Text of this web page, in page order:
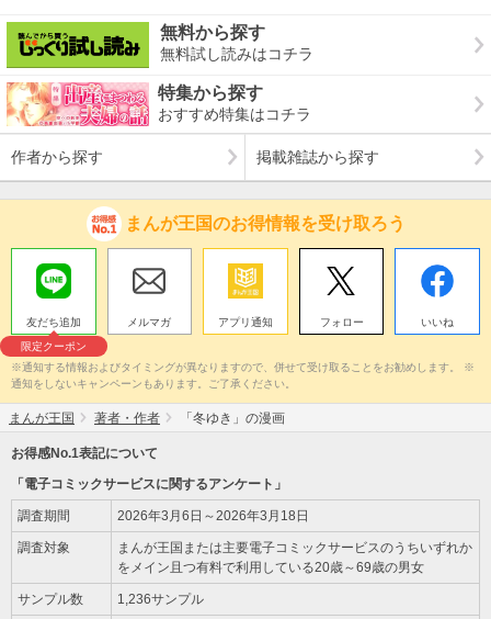
無料から探す
無料試し読みはコチラ
特集から探す
おすすめ特集はコチラ
作者から探す 掲載雑誌から探す
まんが王国のお得情報を受け取ろう
友だち追加
限定クーポン
メルマガ アプリ通知 フォロー いいね
※通知する情報およびタイミングが異なりますので、併せて受け取ることをお勧めします。 ※
通知をしないキャンペーンもあります。ご了承ください。
まんが王国 著者・作者 「冬ゆき」の漫画
お得感No.1表記について
「電子コミックサービスに関するアンケート」
調査期間 2026年3月6日～2026年3月18日
調査対象
まんが王国または主要電子コミックサービスのうちいずれか
をメイン且つ有料で利用している20歳～69歳の男女
サンプル数 1,236サンプル